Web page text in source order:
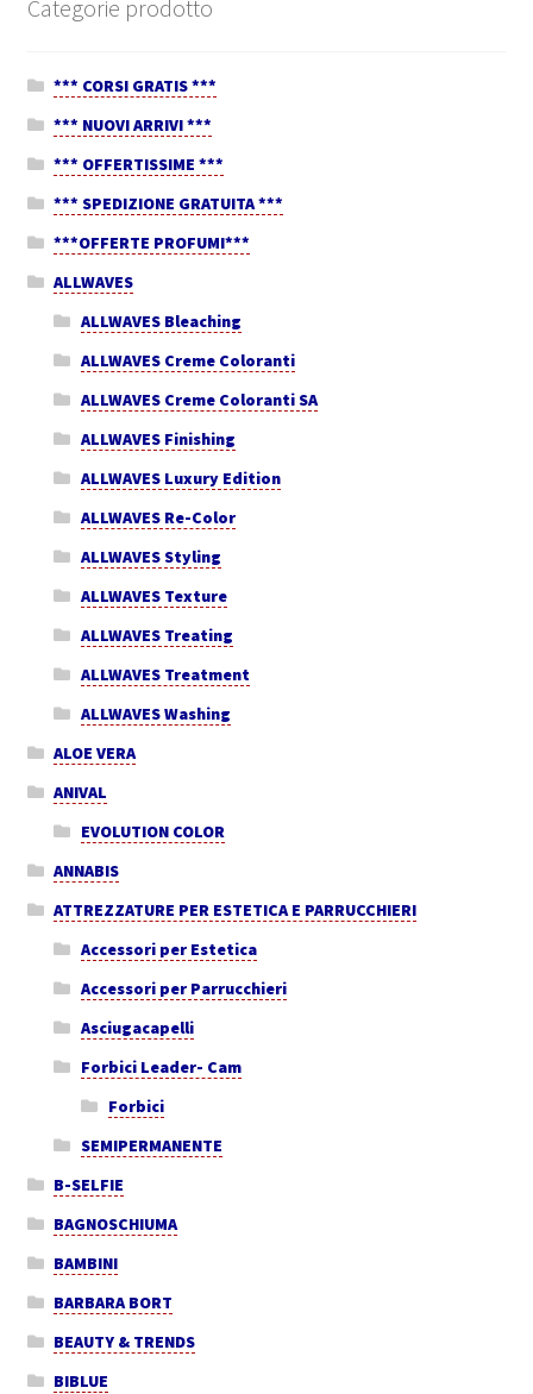
Categorie prodotto
*** CORSI GRATIS ***
*** NUOVI ARRIVI ***
*** OFFERTISSIME ***
*** SPEDIZIONE GRATUITA ***
***OFFERTE PROFUMI***
ALLWAVES
ALLWAVES Bleaching
ALLWAVES Creme Coloranti
ALLWAVES Creme Coloranti SA
ALLWAVES Finishing
ALLWAVES Luxury Edition
ALLWAVES Re-Color
ALLWAVES Styling
ALLWAVES Texture
ALLWAVES Treating
ALLWAVES Treatment
ALLWAVES Washing
ALOE VERA
ANIVAL
EVOLUTION COLOR
ANNABIS
ATTREZZATURE PER ESTETICA E PARRUCCHIERI
Accessori per Estetica
Accessori per Parrucchieri
Asciugacapelli
Forbici Leader- Cam
Forbici
SEMIPERMANENTE
B-SELFIE
BAGNOSCHIUMA
BAMBINI
BARBARA BORT
BEAUTY & TRENDS
BIBLUE